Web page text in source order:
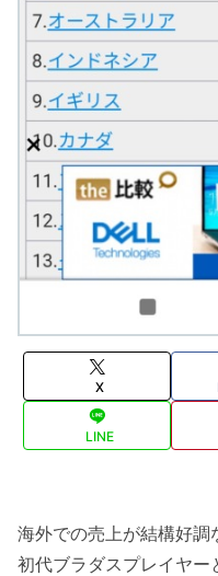
X
LINE
海外での売上が結構好調
初代ブラダスプレイヤ